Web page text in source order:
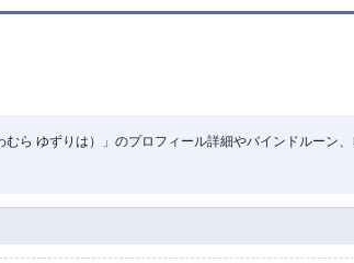
ら ゆずりは）」のプロフィール詳細やバインドルーン